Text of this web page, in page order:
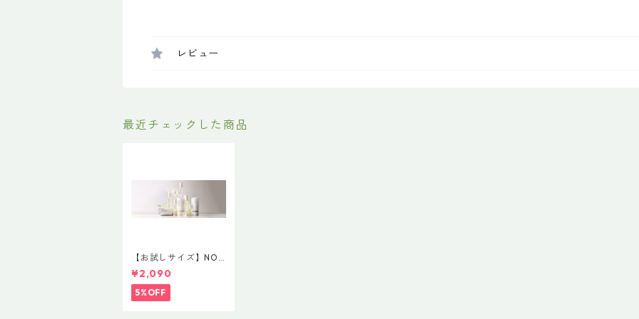
レビュー
最近チェックした商品
【お試しサイズ】NOT
E by N. 30ml NEW N
OTE by N.オイル 30m
L NOTE by N. STYLIN
G OIL ノート バイ エ
¥2,090
5%OFF